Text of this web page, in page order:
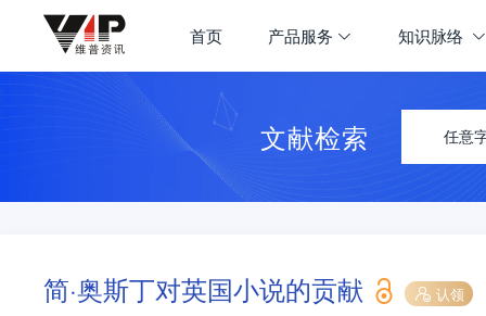
首页 产品服务 知识脉络
文献检索 任意
简·奥斯丁对英国小说的贡献 认领